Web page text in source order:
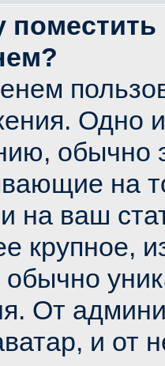
Одно
обычно
на
на ваш
крупное,
обычно
От
и от